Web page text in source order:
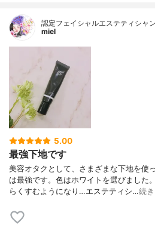
リン酸ポリグ
ルコシド、ポ
ヨイバラエキ
チコン、（ジ
認定フェイシャルエステティシャ
miel
5.00
最強下地です
美容オタクとして、さまざまな下地を使
は最強です。色はホワイトを選びました
らくすむようになり…エステティシ…続